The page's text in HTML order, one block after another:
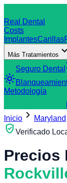
Real Dental
Costs
ImplantesCarillas
Más Tratamientos expand_more
Seguro Dental
light_mode
Metodología
Inicio chevron_right Maryland
verified_user Verificado
Precios